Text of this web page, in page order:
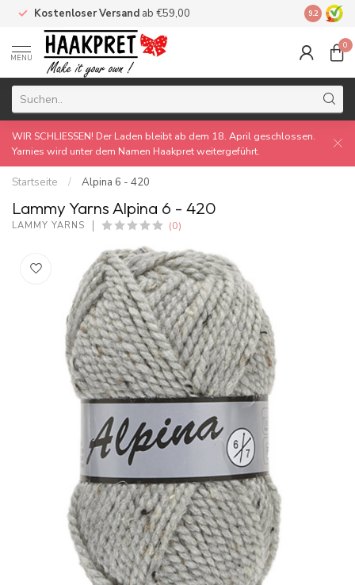
Kostenloser Versand ab €59,00 Made by
9.2
MENU
0
WIR SCHLIESSEN! Der Laden bleibt ab dem 18. April geschlossen.
Yarnies wird unter dem Namen Haakpret weitergeführt.
Startseite / Alpina 6 - 420
Lammy Yarns Alpina 6 - 420
LAMMY YARNS (0)